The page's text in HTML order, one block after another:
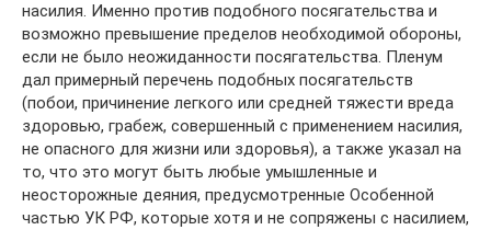
насилия. Именно против подобного посягательства и
возможно превышение пределов необходимой обороны,
если не было неожиданности посягательства. Пленум
дал примерный перечень подобных посягательств
(побои, причинение легкого или средней тяжести вреда
здоровью, грабеж, совершенный с применением насилия,
не опасного для жизни или здоровья), а также указал на
то, что это могут быть любые умышленные и
неосторожные деяния, предусмотренные Особенной
частью УК РФ, которые хотя и не сопряжены с насилием,